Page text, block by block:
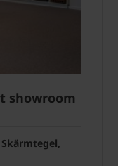
showroom